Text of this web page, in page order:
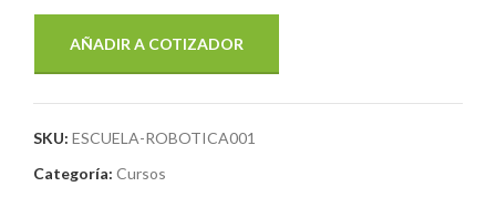
AÑADIR A COTIZADOR
SKU: ESCUELA-ROBOTICA001
Categoría: Cursos